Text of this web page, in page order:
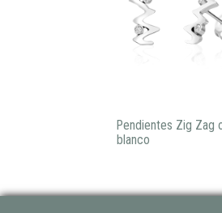
Pendientes Zig Zag
blanco